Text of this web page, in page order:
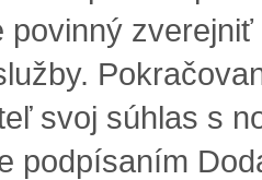
povinný
svoj súhlas s
podpísaním